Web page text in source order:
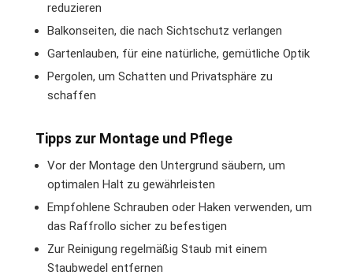
reduzieren
Balkonseiten, die nach Sichtschutz verlangen
Gartenlauben, für eine natürliche, gemütliche Optik
Pergolen, um Schatten und Privatsphäre zu
schaffen
Tipps zur Montage und Pflege
Vor der Montage den Untergrund säubern, um
optimalen Halt zu gewährleisten
Empfohlene Schrauben oder Haken verwenden, um
das Raffrollo sicher zu befestigen
Zur Reinigung regelmäßig Staub mit einem
Staubwedel entfernen